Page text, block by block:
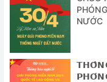
+ Dòng rò và bộ bảo
Thông số kỹ thuật
Model
NƯỚC